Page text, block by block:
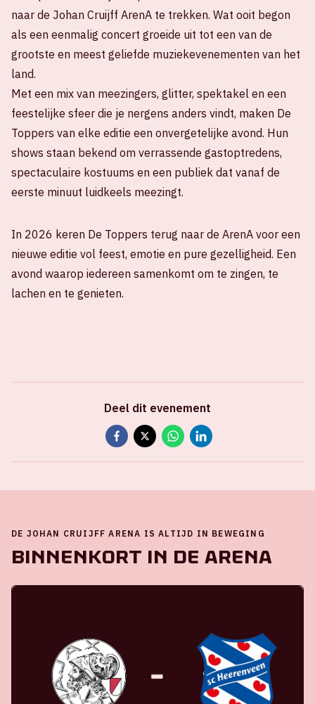
naar de Johan Cruijff ArenA te trekken. Wat ooit begon
als een eenmalig concert groeide uit tot een van de
grootste en meest geliefde muziekevenementen van het
land.
Met een mix van meezingers, glitter, spektakel en een
feestelijke sfeer die je nergens anders vindt, maken De
Toppers van elke editie een onvergetelijke avond. Hun
shows staan bekend om verrassende gastoptredens,
spectaculaire kostuums en een publiek dat vanaf de
eerste minuut luidkeels meezingt.
In 2026 keren De Toppers terug naar de ArenA voor een
nieuwe editie vol feest, emotie en pure gezelligheid. Een
avond waarop iedereen samenkomt om te zingen, te
lachen en te genieten.
Deel dit evenement
DE JOHAN CRUIJFF ARENA IS ALTIJD IN BEWEGING
Binnenkort in de ArenA